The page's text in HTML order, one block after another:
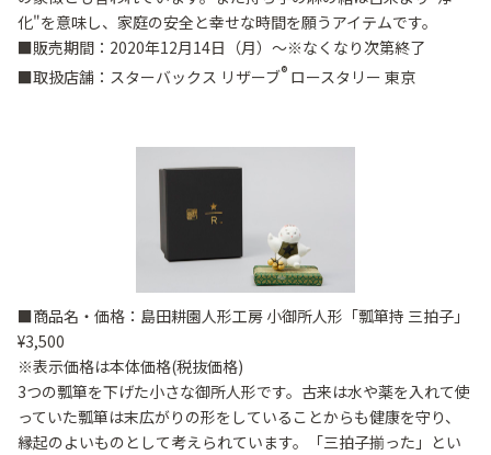
化"を意味し、家庭の安全と幸せな時間を願うアイテムです。
■販売期間：2020年12月14日（月）～※なくなり次第終了
■取扱店舗：スターバックス リザーブ® ロースタリー 東京
■商品名・価格：島田耕園人形工房 小御所人形「瓢箪持 三拍子」
¥3,500
※表示価格は本体価格(税抜価格)
3つの瓢箪を下げた小さな御所人形です。古来は水や薬を入れて使
っていた瓢箪は末広がりの形をしていることからも健康を守り、
縁起のよいものとして考えられています。「三拍子揃った」とい